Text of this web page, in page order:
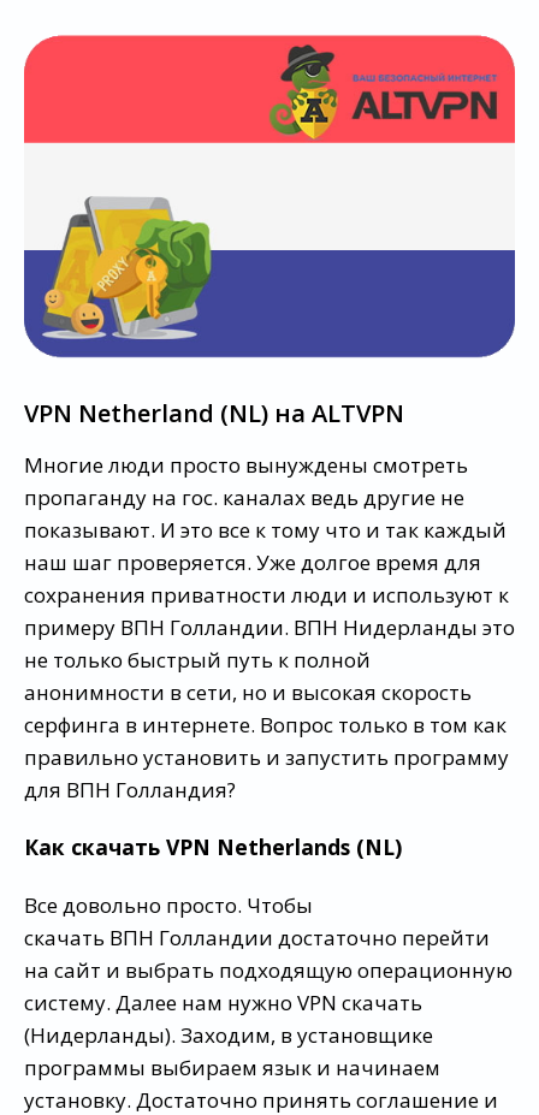
VPN Netherland (NL) на ALTVPN
Многие люди просто вынуждены смотреть
пропаганду на гос. каналах ведь другие не
показывают. И это все к тому что и так каждый
наш шаг проверяется. Уже долгое время для
сохранения приватности люди и используют к
примеру ВПН Голландии. ВПН Нидерланды это
не только быстрый путь к полной
анонимности в сети, но и высокая скорость
серфинга в интернете. Вопрос только в том как
правильно установить и запустить программу
для ВПН Голландия?
Как скачать VPN Netherlands (NL)
Все довольно просто. Чтобы
скачать ВПН Голландии достаточно перейти
на сайт и выбрать подходящую операционную
систему. Далее нам нужно VPN скачать
(Нидерланды). Заходим, в установщике
программы выбираем язык и начинаем
установку. Достаточно принять соглашение и